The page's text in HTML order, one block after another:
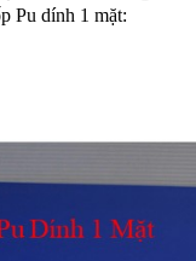
Pu dính 1 mặt: